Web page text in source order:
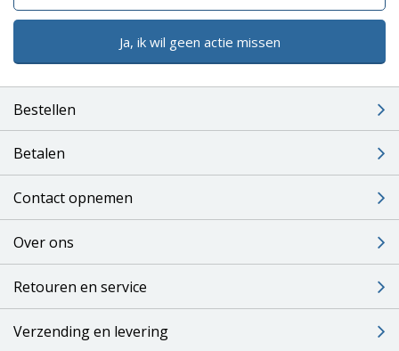
Ja, ik wil geen actie missen
Bestellen
Betalen
Contact opnemen
Over ons
Retouren en service
Verzending en levering